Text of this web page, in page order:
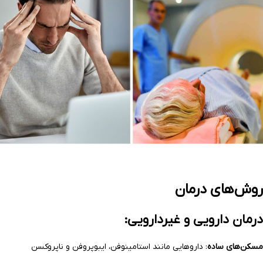
روش‌های درمان
درمان دارویی و غیردارویی:
مسکن‌های ساده: داروهایی مانند استامینوفن، ایبوپروفن و ناپروکسن